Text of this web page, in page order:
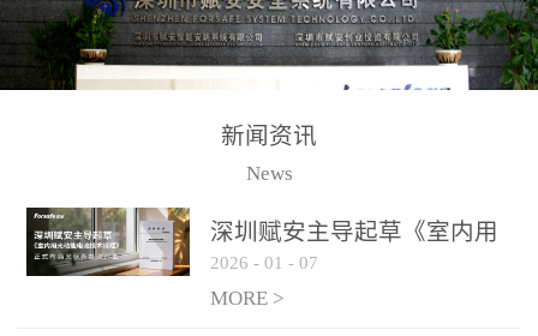
剧院、会议展览中心、体
育馆、大型仓库和隧道空
间等，其建筑结构特殊、
火灾隐患多。一旦发生火
传统的火灾关测器无法被
及时缺发，不能及早发现
和有效扑救火火，这不仅
后向光电感烟探测技术、
高可靠的系统抗干扰技术
等多项专利技术和专有技
警领域三十多年技术积累
和工程实践的结晶。
新闻资讯
News
深圳赋安主导起草《室内用
光动能电池技术规程》 正式
布局光伏新能源产业
2026 - 01 - 07
MORE >